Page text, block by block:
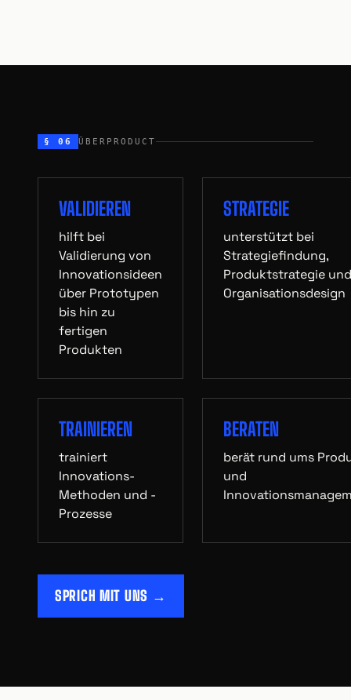
§ 06 ÜBERPRODUCT
VALIDIEREN
hilft bei
Validierung von
Innovationsideen
über Prototypen
bis hin zu
fertigen
Produkten
STRATEGIE
unterstützt bei
Strategiefindung,
Produktstrategie und
Organisationsdesign
TRAINIEREN
trainiert
Innovations-
Methoden und -
Prozesse
BERATEN
berät rund ums
und
SPRICH MIT UNS →